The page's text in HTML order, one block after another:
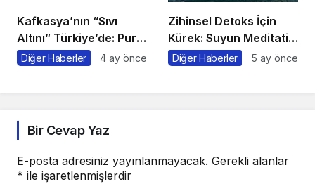
Kafkasya’nın “Sıvı
Altını” Türkiye’de: Pure
Naftalan Resmen
Diğer Haberler 4 ay önce
Zihinsel Detoks İçin
Kürek: Suyun Meditatif
Gücüyle Strese Veda
Diğer Haberler 5 ay önce
Bir Cevap Yaz
E-posta adresiniz yayınlanmayacak. Gerekli alanlar
* ile işaretlenmişlerdir